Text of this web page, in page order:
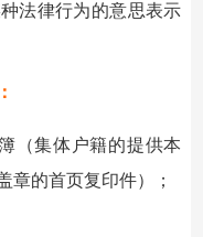
法律行为的意思表示
（集体户籍的提供本
章的首页复印件）；